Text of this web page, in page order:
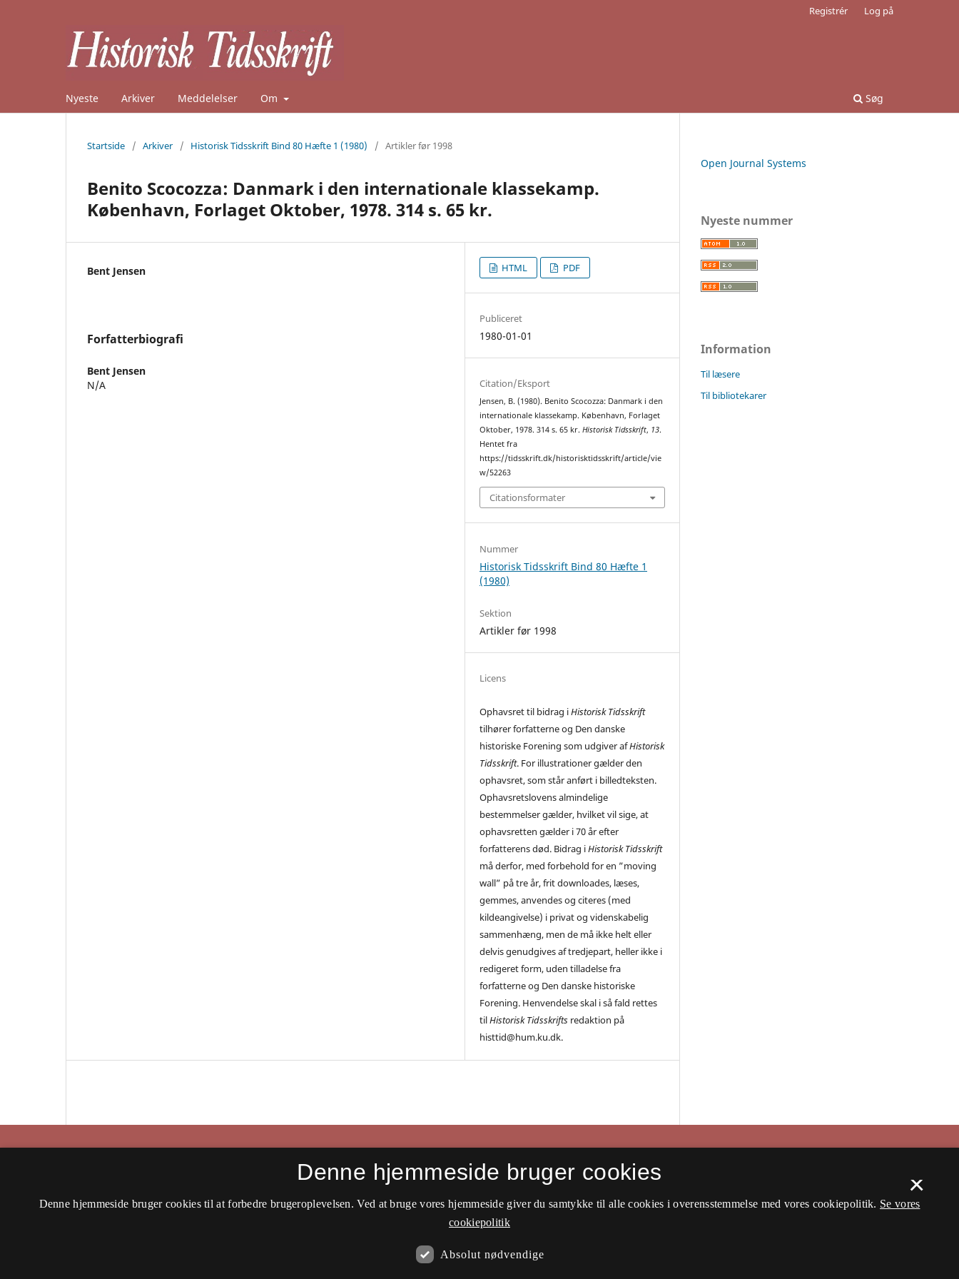
Nyeste Arkiver Meddelelser Om Søg
Registrér Log på
Startside / Arkiver / Historisk Tidsskrift Bind 80 Hæfte 1 (1980) / Artikler før 1998
Benito Scocozza: Danmark i den internationale klassekamp.
København, Forlaget Oktober, 1978. 314 s. 65 kr.
Bent Jensen
Forfatterbiografi
Bent Jensen
N/A
HTML PDF
Publiceret
1980-01-01
Citation/Eksport
Jensen, B. (1980). Benito Scocozza: Danmark i den
internationale klassekamp. København, Forlaget
Oktober, 1978. 314 s. 65 kr.Historisk Tidsskrift, 13.
Hentet fra
https://tidsskrift.dk/historisktidsskrift/article/vie
w/52263
Citationsformater
Nummer
Historisk Tidsskrift Bind 80 Hæfte 1
(1980)
Sektion
Artikler før 1998
Licens
Ophavsret til bidrag iHistorisk Tidsskrift
tilhører forfatterne og Den danske
historiske Forening som udgiver afHistorisk
Tidsskrift. For illustrationer gælder den
ophavsret, som står anført i billedteksten.
Ophavsretslovens almindelige
bestemmelser gælder, hvilket vil sige, at
ophavsretten gælder i 70 år efter
forfatterens død. Bidrag iHistorisk Tidsskrift
må derfor, med forbehold for en ”moving
wall” på tre år, frit downloades, læses,
gemmes, anvendes og citeres (med
kildeangivelse) i privat og videnskabelig
sammenhæng, men de må ikke helt eller
delvis genudgives af tredjepart, heller ikke i
redigeret form, uden tilladelse fra
forfatterne og Den danske historiske
Forening. Henvendelse skal i så fald rettes
tilHistorisk Tidsskrifts redaktion på
histtid@hum.ku.dk.
Open Journal Systems
Nyeste nummer
Information
Til læsere
Til bibliotekarer
ISSN 2597-0666 (Online)
×
Denne hjemmeside bruger cookies
Denne hjemmeside bruger cookies til at forbedre brugeroplevelsen. Ved at bruge vores hjemmeside giver du samtykke til alle cookies i overensstemmelse med vores cookiepolitik. Se vores
cookiepolitik
Absolut nødvendige